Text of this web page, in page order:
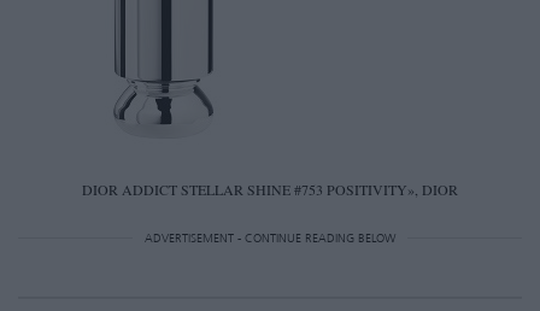
DIOR ADDICT STELLAR SHINE #753 POSITIVITY», DIOR
ADVERTISEMENT - CONTINUE READING BELOW